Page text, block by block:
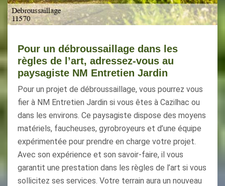
Pour un débroussaillage dans les
règles de l’art, adressez-vous au
paysagiste NM Entretien Jardin
Pour un projet de débroussaillage, vous pourrez vous
fier à NM Entretien Jardin si vous êtes à Cazilhac ou
dans les environs. Ce paysagiste dispose des moyens
matériels, faucheuses, gyrobroyeurs et d’une équipe
expérimentée pour prendre en charge votre projet.
Avec son expérience et son savoir-faire, il vous
garantit une prestation dans les règles de l’art si vous
sollicitez ses services. Votre terrain aura un nouveau